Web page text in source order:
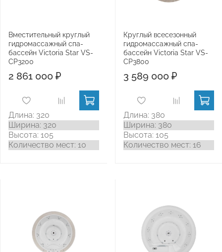
Вместительный круглый
гидромассажный спа-
бассейн Victoria Star VS-
CP3200
Длина: 320
Ширина: 320
Высота: 105
Количество мест: 10
2 861 000 ₽
Круглый всесезонный
гидромассажный спа-
бассейн Victoria Star VS-
CP3800
Длина: 380
Ширина: 380
Высота: 105
Количество мест: 16
3 589 000 ₽